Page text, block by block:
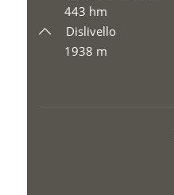
443 hm
Dislivello
1938 m